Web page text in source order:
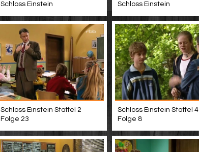
Schloss Einstein
Schloss Einstein
Schloss Einstein Staffel 2
Folge 23
Schloss Einstein Staffel 4
Folge 8